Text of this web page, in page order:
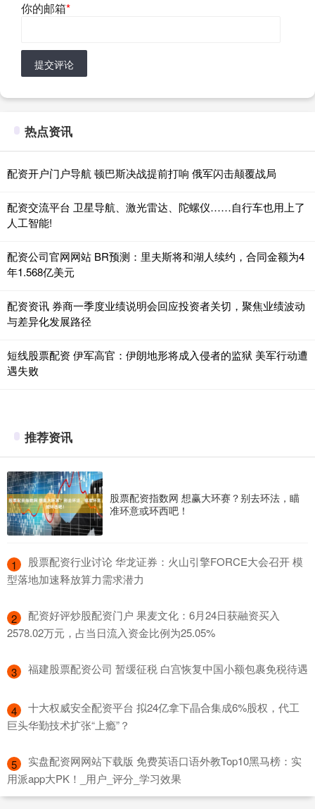
你的邮箱*
提交评论
热点资讯
配资开户门户导航 顿巴斯决战提前打响 俄军闪击颠覆战局
配资交流平台 卫星导航、激光雷达、陀螺仪……自行车也用上了
人工智能!
配资公司官网网站 BR预测：里夫斯将和湖人续约，合同金额为4
年1.568亿美元
配资资讯 券商一季度业绩说明会回应投资者关切，聚焦业绩波动
与差异化发展路径
短线股票配资 伊军高官：伊朗地形将成入侵者的监狱 美军行动遭
遇失败
推荐资讯
股票配资指数网 想赢大环赛？别去环法，瞄
准环意或环西吧！
1
​股票配资行业讨论 华龙证券：火山引擎FORCE大会召开 模
型落地加速释放算力需求潜力
2
​配资好评炒股配资门户 果麦文化：6月24日获融资买入
2578.02万元，占当日流入资金比例为25.05%
3 ​福建股票配资公司 暂缓征税 白宫恢复中国小额包裹免税待遇
4
​十大权威安全配资平台 拟24亿拿下晶合集成6%股权，代工
巨头华勤技术扩张“上瘾”？
5
​实盘配资网网站下载版 免费英语口语外教Top10黑马榜：实
用派app大PK！_用户_评分_学习效果